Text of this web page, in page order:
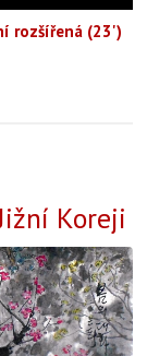
rozšířená (23')
Koreji